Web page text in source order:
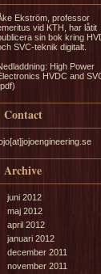
Ekström, professor
vid KTH, har låtit
sin bok kring
SVC-teknik digitalt.
High Power
HVDC and
Contact
Archive
juni 2012
maj 2012
april 2012
januari 2012
december 2011
november 2011